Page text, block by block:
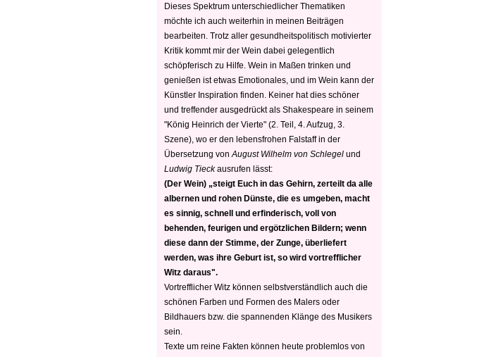
Dieses Spektrum unterschiedlicher Thematiken
möchte ich auch weiterhin in meinen Beiträgen
bearbeiten. Trotz aller gesundheitspolitisch motivierter
Kritik kommt mir der Wein dabei gelegentlich
schöpferisch zu Hilfe. Wein in Maßen trinken und
genießen ist etwas Emotionales, und im Wein kann der
Künstler Inspiration finden. Keiner hat dies schöner
und treffender ausgedrückt als Shakespeare in seinem
"König Heinrich der Vierte" (2. Teil, 4. Aufzug, 3.
Szene), wo er den lebensfrohen Falstaff in der
Übersetzung von August Wilhelm von Schlegel und
Ludwig Tieckausrufen lässt:
(Der Wein) „steigt Euch in das Gehirn, zerteilt da alle
albernen und rohen Dünste, die es umgeben, macht
es sinnig, schnell und erfinderisch, voll von
behenden, feurigen und ergötzlichen Bildern; wenn
diese dann der Stimme, der Zunge, überliefert
werden, was ihre Geburt ist, so wird vortrefflicher
Witz daraus".
Vortrefflicher Witz können selbstverständlich auch die
schönen Farben und Formen des Malers oder
Bildhauers bzw. die spannenden Klänge des Musikers
sein.
Texte um reine Fakten können heute problemlos von